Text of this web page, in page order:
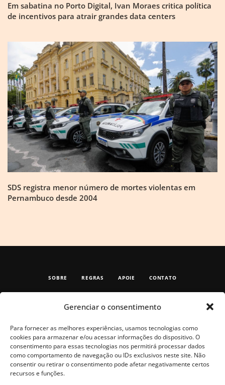
Gerenciar o consentimento
Para fornecer as melhores experiências, usamos tecnologias como
cookies para armazenar e/ou acessar informações do dispositivo. O
consentimento para essas tecnologias nos permitirá processar dados
como comportamento de navegação ou IDs exclusivos neste site. Não
consentir ou retirar o consentimento pode afetar negativamente certos
recursos e funções.
Em sabatina no Porto Digital, Ivan Moraes critica política
de incentivos para atrair grandes data centers
SDS registra menor número de mortes violentas em
Pernambuco desde 2004
SOBRE REGRAS APOIE CONTATO